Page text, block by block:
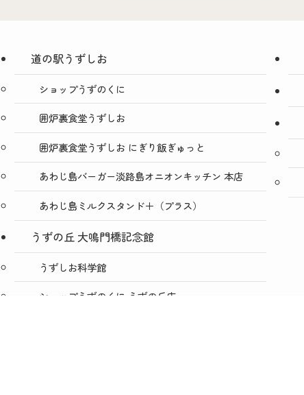
道の駅うずしお
ショップうずのくに
囲炉裏食堂うずしお
囲炉裏食堂うずしお にぎり飯ぎゅっと
あわじ島バーガー淡路島オニオンキッチン 本店
あわじ島ミルクスタンド＋（プラス）
うずの丘 大鳴門橋記念館
うずしお科学館
ショップうずのくに うずの丘店